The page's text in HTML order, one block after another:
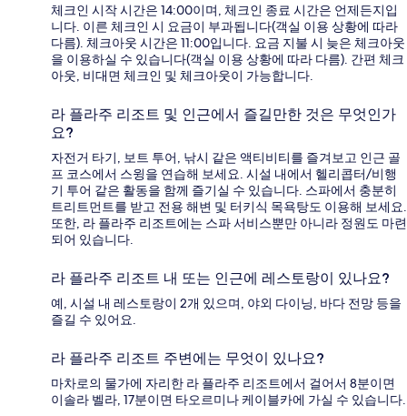
체크인 시작 시간은 14:00이며, 체크인 종료 시간은 언제든지입
니다. 이른 체크인 시 요금이 부과됩니다(객실 이용 상황에 따라
다름). 체크아웃 시간은 11:00입니다. 요금 지불 시 늦은 체크아웃
을 이용하실 수 있습니다(객실 이용 상황에 따라 다름). 간편 체크
아웃, 비대면 체크인 및 체크아웃이 가능합니다.
라 플라주 리조트 및 인근에서 즐길만한 것은 무엇인가
요?
자전거 타기, 보트 투어, 낚시 같은 액티비티를 즐겨보고 인근 골
프 코스에서 스윙을 연습해 보세요. 시설 내에서 헬리콥터/비행
기 투어 같은 활동을 함께 즐기실 수 있습니다. 스파에서 충분히
트리트먼트를 받고 전용 해변 및 터키식 목욕탕도 이용해 보세요.
또한, 라 플라주 리조트에는 스파 서비스뿐만 아니라 정원도 마련
되어 있습니다.
라 플라주 리조트 내 또는 인근에 레스토랑이 있나요?
예, 시설 내 레스토랑이 2개 있으며, 야외 다이닝, 바다 전망 등을
즐길 수 있어요.
라 플라주 리조트 주변에는 무엇이 있나요?
마차로의 물가에 자리한 라 플라주 리조트에서 걸어서 8분이면
이솔라 벨라, 17분이면 타오르미나 케이블카에 가실 수 있습니다.